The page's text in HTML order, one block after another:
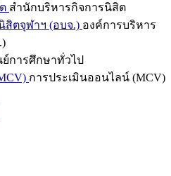
สำนักบริหารกิจการนิสิต
สิตจุฬาฯ (อบจ.) องค์การบริหาร
การศึกษาทั่วไป
การประเมินออนไลน์ (MCV)